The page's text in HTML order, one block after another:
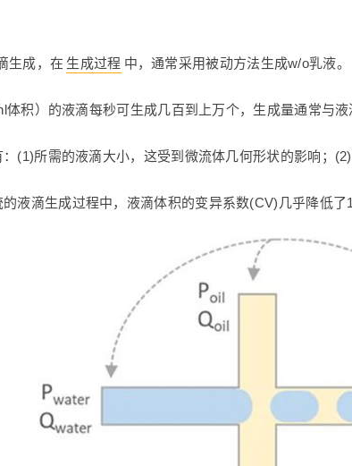
生成，在 生成过程 中，通常采用被动方法生成w/o乳液。
积）的液滴每秒可生成几百到上万个，生成量通常与液
(1)所需的液滴大小，这受到微流体几何形状的影响；
液滴生成过程中，液滴体积的变异系数(CV)几乎降低了